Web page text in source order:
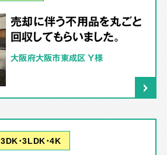
売却に伴う不用品を丸ごと
回収してもらいました。
大阪府大阪市東成区 Y様
3DK･3LDK･4K